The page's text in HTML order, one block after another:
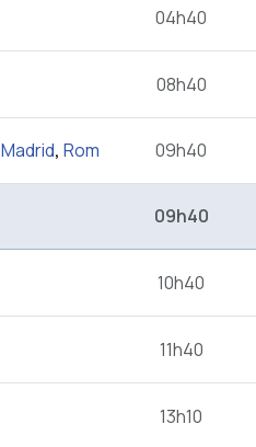
04h40
08h40
Madrid, Rom 09h40
09h40
10h40
11h40
13h10